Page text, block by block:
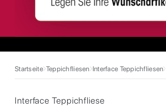
Startseite Teppichfliesen Interface Teppichfliesen
Interface Teppichfliese